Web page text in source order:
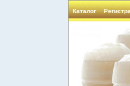
Каталог